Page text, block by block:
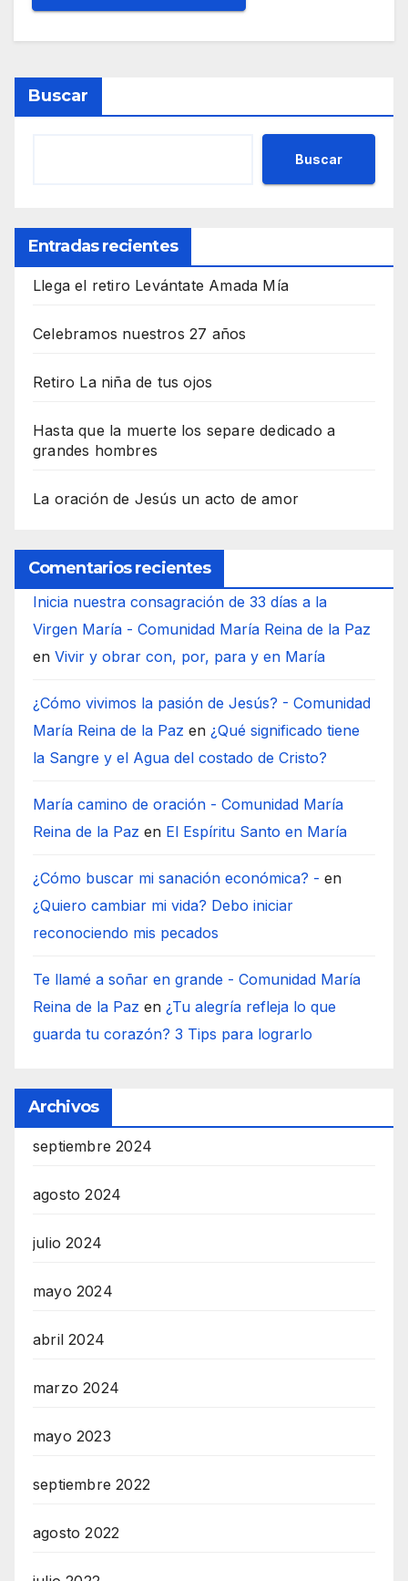
Buscar
Buscar
Entradas recientes
Llega el retiro Levántate Amada Mía
Celebramos nuestros 27 años
Retiro La niña de tus ojos
Hasta que la muerte los separe dedicado a
grandes hombres
La oración de Jesús un acto de amor
Comentarios recientes
Inicia nuestra consagración de 33 días a la
Virgen María - Comunidad María Reina de la Paz
en Vivir y obrar con, por, para y en María
¿Cómo vivimos la pasión de Jesús? - Comunidad
María Reina de la Paz en ¿Qué significado tiene
la Sangre y el Agua del costado de Cristo?
María camino de oración - Comunidad María
Reina de la Paz en El Espíritu Santo en María
¿Cómo buscar mi sanación económica? - en
¿Quiero cambiar mi vida? Debo iniciar
reconociendo mis pecados
Te llamé a soñar en grande - Comunidad María
Reina de la Paz en ¿Tu alegría refleja lo que
guarda tu corazón? 3 Tips para lograrlo
Archivos
septiembre 2024
agosto 2024
julio 2024
mayo 2024
abril 2024
marzo 2024
mayo 2023
septiembre 2022
agosto 2022